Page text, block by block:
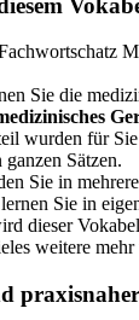
Sie die
wurden für Sie
Sätzen.
Sie in
Sie in
dieser
weitere mehr